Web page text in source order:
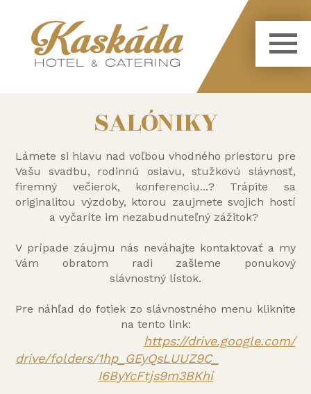
SALÓNIKY
Lámete si hlavu nad voľbou vhodného priestoru pre
Vašu svadbu, rodinnú oslavu, stužkovú slávnosť,
firemný večierok, konferenciu...? Trápite sa
originalitou výzdoby, ktorou zaujmete svojich hostí
a vyčaríte im nezabudnuteľný zážitok?
V prípade záujmu nás neváhajte kontaktovať a my
Vám obratom radi zašleme ponukový
slávnostný lístok.
Pre náhľad do fotiek zo slávnostného menu kliknite
na tento link:
https://drive.google.com/
drive/folders/1hp_GEyQsLUUZ9C_
I6ByYcFtjs9m3BKhi